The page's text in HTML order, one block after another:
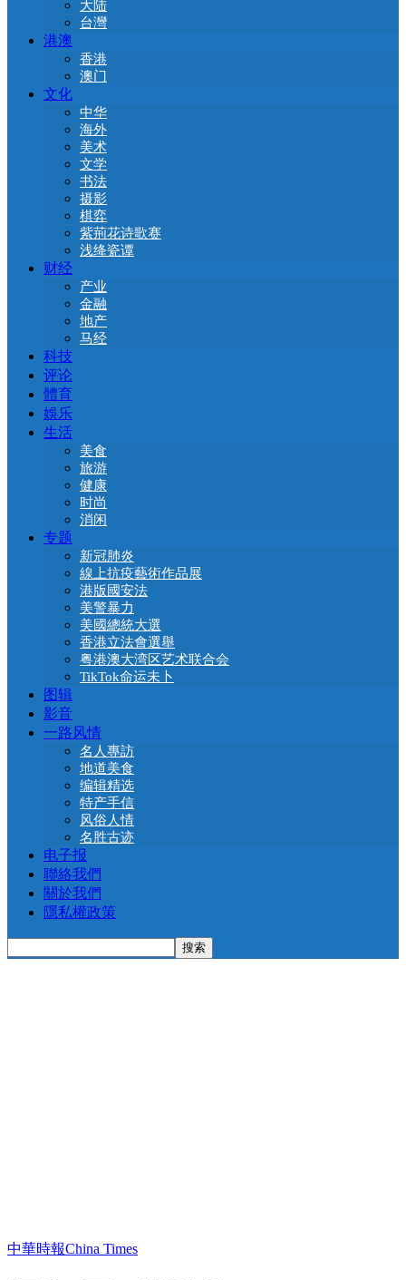
大陆
台灣
港澳
香港
澳门
文化
中华
海外
美术
文学
书法
摄影
棋弈
紫荊花诗歌赛
浅绛瓷谭
财经
产业
金融
地产
马经
科技
评论
體育
娛乐
生活
美食
旅游
健康
时尚
消闲
专题
新冠肺炎
線上抗疫藝術作品展
港版國安法
美警暴力
美國總統大選
香港立法會選舉
粤港澳大湾区艺术联合会
TikTok命运未卜
图辑
影音
一路风情
名人專訪
地道美食
编辑精选
特产手信
风俗人情
名胜古迹
电子报
聯絡我們
關於我們
隱私權政策
中華時報China Times